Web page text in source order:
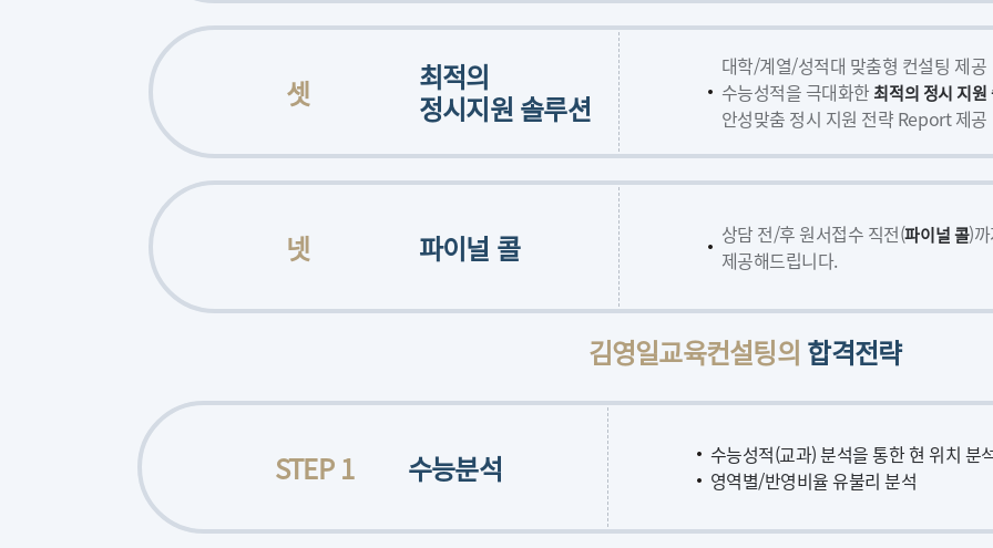
셋
최적의
정시지원 솔루션
대학/계열/성적대 맞춤형 컨설팅 제공
수능성적을 극대화한 최적의 정시 지원
안성맞춤 정시 지원 전략 Report 제공
넷 파이널 콜 상담 전/후 원서접수 직전(파이널 콜)
제공해드립니다.
김영일교육컨설팅의 합격전략
STEP 1 수능분석
수능성적(교과) 분석을 통한 현 위치 분
영역별/반영비율 유불리 분석